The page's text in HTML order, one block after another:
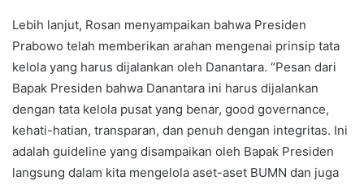
Lebih lanjut, Rosan menyampaikan bahwa Presiden
Prabowo telah memberikan arahan mengenai prinsip tata
kelola yang harus dijalankan oleh Danantara. “Pesan dari
Bapak Presiden bahwa Danantara ini harus dijalankan
dengan tata kelola pusat yang benar, good governance,
kehati-hatian, transparan, dan penuh dengan integritas. Ini
adalah guideline yang disampaikan oleh Bapak Presiden
langsung dalam kita mengelola aset-aset BUMN dan juga